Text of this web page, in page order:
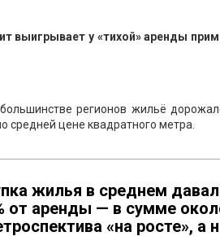
выигрывает у «тихой» аренды
регионов жильё
средней цене квадратного метра.
жилья в среднем
от аренды — в сумме
«на росте», а